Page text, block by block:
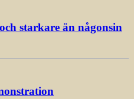
starkare än någonsin